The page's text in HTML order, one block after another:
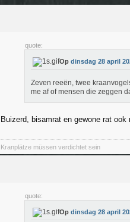
quote:
Op dinsdag 28 april
Zeven reeën, twee
me af of mensen die zeggen
Buizerd, bisamrat en gewone rat ook
Kranplätze müssen verdichtet sein
quote:
Op dinsdag 28 april